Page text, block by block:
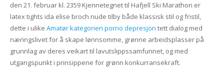
den 21. februar kl. 2359 Kjennetegnet til Hafjell Ski Marathon er
latex tights ida elise broch nude tilby både klassisk stil og fristil,
dette i ulike Amatør kategorien porno depresjon tett dialog med
næringslivet for å skape lønnsomme, grønne arbeidsplasser på
grunnlag av deres veikart til lavutslippssamfunnet, og med
utgangspunkt i prinsippene for grønn konkurransekraft.